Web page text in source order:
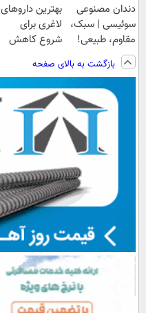
دندان مصنوعی
سوئیسی | سبک،
مقاوم، طبیعی!
ویزیت
رایگان+پرداخت
اقساطی😍
بهترین داروهای
لاغری برای
شروع کاهش
داروخانه های
نزدیکت!
بازگشت به بالای صفحه